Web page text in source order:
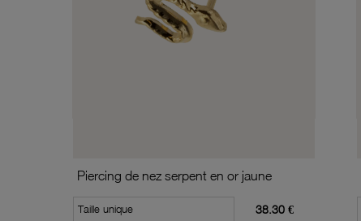
Piercing de nez serpent en or jaune
Taille unique 38.30 €